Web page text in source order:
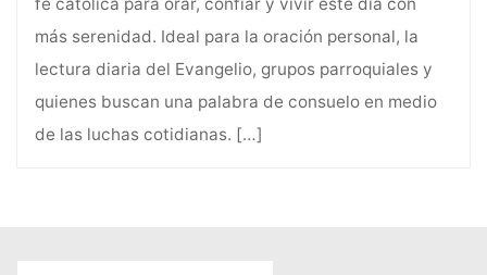
más serenidad. Ideal para la oración personal, la
lectura diaria del Evangelio, grupos parroquiales y
quienes buscan una palabra de consuelo en medio
de las luchas cotidianas. […]